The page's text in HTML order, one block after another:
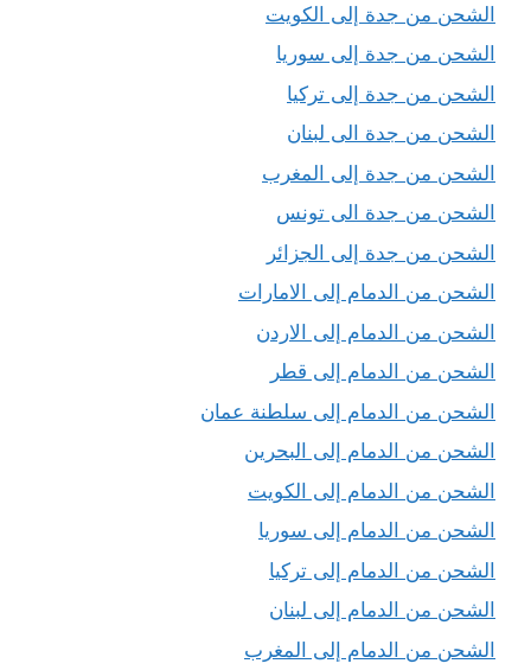
الشحن من جدة إلى الكويت
الشحن من جدة إلى سوريا
الشحن من جدة إلى تركيا
الشحن من جدة الى لبنان
الشحن من جدة إلى المغرب
الشحن من جدة الى تونس
الشحن من جدة إلى الجزائر
الشحن من الدمام إلى الامارات
الشحن من الدمام إلى الاردن
الشحن من الدمام إلى قطر
الشحن من الدمام إلى سلطنة عمان
الشحن من الدمام إلى البحرين
الشحن من الدمام إلى الكويت
الشحن من الدمام إلى سوريا
الشحن من الدمام إلى تركيا
الشحن من الدمام إلى لبنان
الشحن من الدمام إلى المغرب